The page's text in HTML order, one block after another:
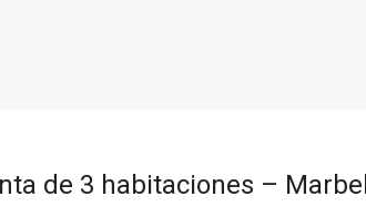
de 3 habitaciones –